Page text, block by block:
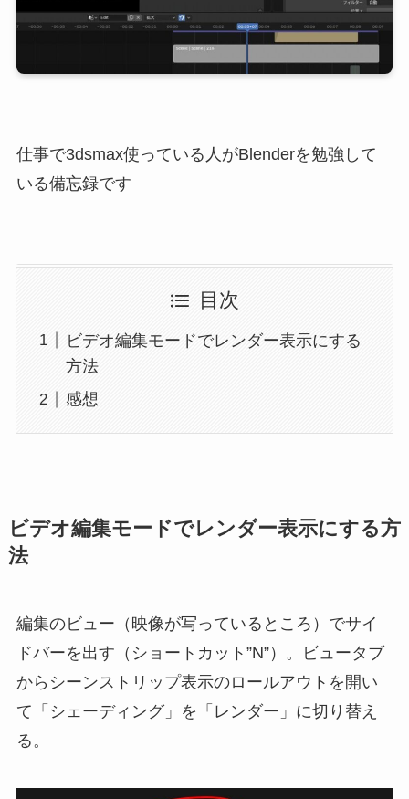
仕事で3dsmax使っている人がBlenderを勉強して
いる備忘録です
目次
ビデオ編集モードでレンダー表示にする
方法
感想
ビデオ編集モードでレンダー表示にする方
法
編集のビュー（映像が写っているところ）でサイ
ドバーを出す（ショートカット”N”）。ビュータブ
からシーンストリップ表示のロールアウトを開い
て「シェーディング」を「レンダー」に切り替え
る。